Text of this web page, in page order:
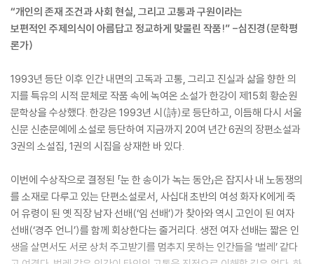
“개인의 존재 조건과 사회 현실, 그리고 고통과 구원이라는
보편적인 주제의식이 아름답고 정교하게 맞물린 작품!” -심진경(문학평
론가)
1993년 등단 이후 인간 내면의 고독과 고통, 그리고 진실과 삶을 향한 의
지를 특유의 시적 문체로 작품 속에 녹여온 소설가 한강이 제15회 황순원
문학상을 수상했다. 한강은 1993년 시(詩)로 등단하고, 이듬해 다시 서울
신문 신춘문예에 소설로 등단하여 지금까지 20여 년간 6권의 장편소설과
3권의 소설집, 1권의 시집을 상재한 바 있다.
이번에 수상작으로 결정된 「눈 한 송이가 녹는 동안」은 잡지사 내 노동쟁의
를 소재로 다루고 있는 단편소설로서, 사십대 초반의 여성 화자 K에게 죽
어 유령이 된 옛 직장 남자 선배(‘임 선배’)가 찾아와 역시 고인이 된 여자
선배(‘경주 언니’)를 함께 회상한다는 줄거리다. 생전 여자 선배는 짧은 인
생을 살면서도 서로 상처 주고받기를 멈추지 못하는 인간들을 ‘벌레’ 같다